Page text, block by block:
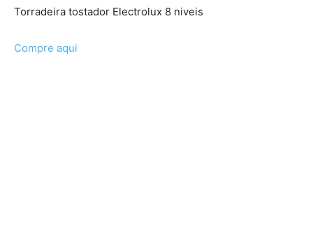
Torradeira tostador Electrolux 8 niveis
Compre aqui